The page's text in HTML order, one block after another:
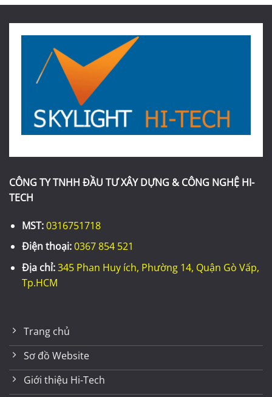
CÔNG TY TNHH ĐẦU TƯ XÂY DỰNG & CÔNG NGHỆ HI-
TECH
MST:0316751718
Điện thoại:0367 854 521
Địa chỉ:345 Phan Huy ích, Phường 14, Quận Gò Vấp,
Tp.HCM
Trang chủ
Sơ đồ Website
Giới thiệu Hi-Tech